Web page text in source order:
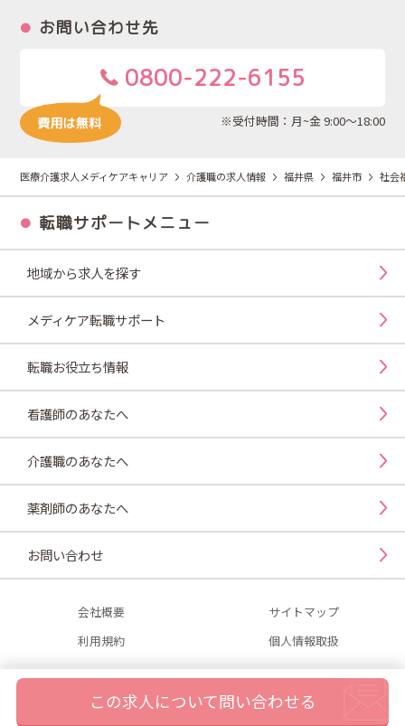
お問い合わせ先
0800-222-6155
※受付時間：月~金 9:00～18:00
医療介護求人メディケアキャリア 介護職の求人情報 福井県 福井市 社会
この求人について問い合わせる
転職サポートメニュー
地域から求人を探す
メディケア転職サポート
転職お役立ち情報
看護師のあなたへ
介護職のあなたへ
薬剤師のあなたへ
お問い合わせ
会社概要
サイトマップ
利用規約
個人情報取扱